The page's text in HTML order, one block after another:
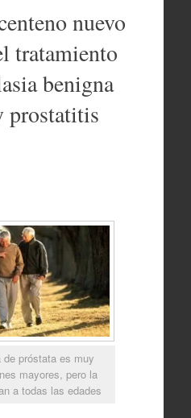
nuevo
tratamiento
benigna
prostatitis
de próstata es muy
mayores, pero la
a todas las edades